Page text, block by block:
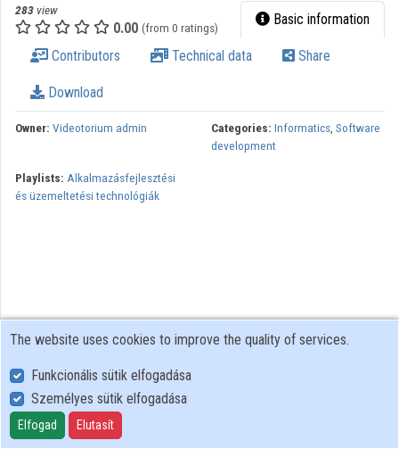
Categories
Organization playlists
Organizations
Contributors
283 view
0.00 (from 0 ratings) Basic information
Contributors Technical data Share
Download
Owner: Videotorium admin Categories: Informatics, Software
development
Playlists: Alkalmazásfejlesztési
és üzemeltetési technológiák
User Policy
Adatkezelési tájékoztató (en)
Cookie Policy
The website uses cookies to improve the quality of services.
Funkcionális sütik elfogadása
Személyes sütik elfogadása
Elfogad Elutasít